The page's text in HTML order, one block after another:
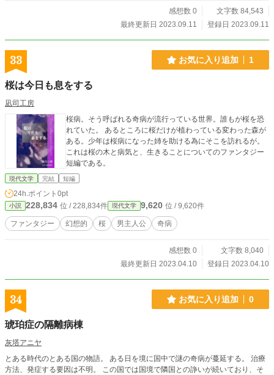
感想数 0
文字数 84,543
最終更新日 2023.09.11
登録日 2023.09.11
33 お気に入り追加 1
桜は今日も息をする
凪司工房
桜病。そう呼ばれる奇病が流行っている世界。誰もが桜を恐
れていた。 あるところに桜だけが植わっている変わった森が
ある。少年は桜病になった姉を助ける為にそこを訪れるが。
これは桜の木と病気と、生きることについてのファンタジー
短編である。
現代文学 完結 短編
24h.ポイント 0pt
小説 228,834 位 / 228,834件 現代文学 9,620 位 / 9,620件
ファンタジー 幻想的 桜 男主人公 奇病
感想数 0
文字数 8,040
最終更新日 2023.04.10
登録日 2023.04.10
34 お気に入り追加 0
琥珀症の隔離病棟
灰塔アニヤ
とある時代のとある国の物語。 ある日を境に国中で謎の奇病が蔓延する。 治療
方法、発症する要因は不明。 この国では国境で隣国との諍いが続いており、そ